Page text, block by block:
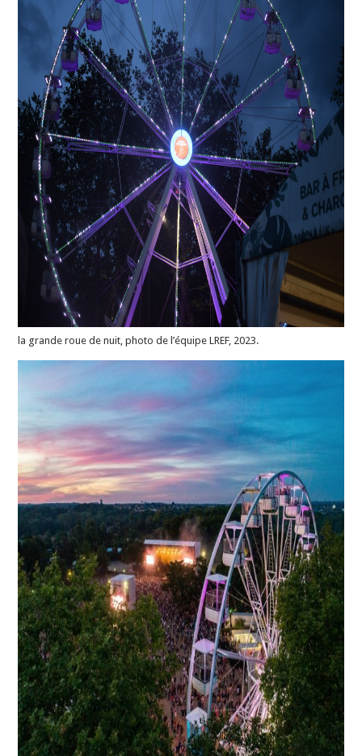
la grande roue de nuit, photo de l’équipe LREF, 2023.